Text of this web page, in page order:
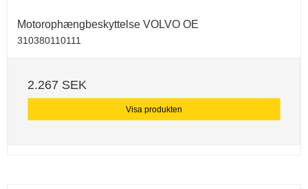
Motorophængbeskyttelse VOLVO OE
310380110111
2.267 SEK
Visa produkten